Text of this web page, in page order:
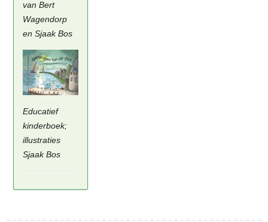
van Bert
Wagendorp
en Sjaak Bos
Educatief
kinderboek;
illustraties
Sjaak Bos